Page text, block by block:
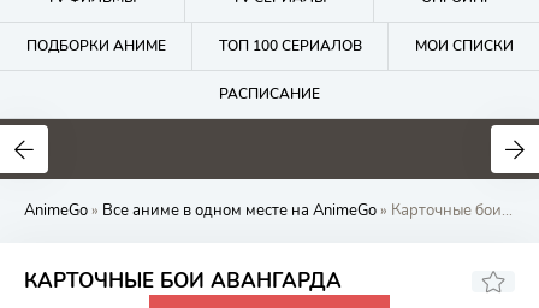
ПОДБОРКИ АНИМЕ ТОП 100 СЕРИАЛОВ МОИ СПИСКИ
РАСПИСАНИЕ
1.7
AnimeGo» Все аниме в одном месте на AnimeGo» Карточные бои Авангарда
КАРТОЧНЫЕ БОИ АВАНГАРДА
7.03